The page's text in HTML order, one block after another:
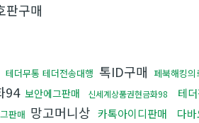
판구매
테더무통 테더전송대행 톡ID구매 페북해킹의
94 보안에그판매 신세계상품권현금화98 테
판매 망고머니상 카톡아이디판매 다